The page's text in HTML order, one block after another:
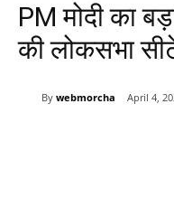
PM मोदी का
की लोकसभा
By webmorcha April 4,